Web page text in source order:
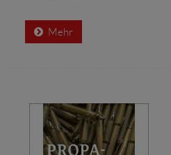
Mehr